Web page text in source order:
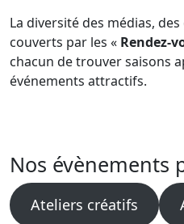
La diversité des médias,
couverts par les « Rendez-
chacun de trouver saisons
événements attractifs.
Nos évènements
Ateliers créatifs